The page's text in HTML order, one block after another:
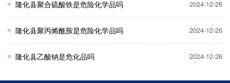
隆化县聚合硫酸铁是危险化学品吗 2024-12-26
隆化县聚丙烯酰胺是危险化学品吗 2024-12-26
隆化县乙酸钠是危化品吗 2024-12-26